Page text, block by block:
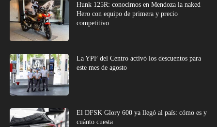
Hunk 125R: conocimos en Mendoza la naked
Hero con equipo de primera y precio
competitivo
La YPF del Centro activó los descuentos para
este mes de agosto
El DFSK Glory 600 ya llegó al país: cómo es y
cuánto cuesta